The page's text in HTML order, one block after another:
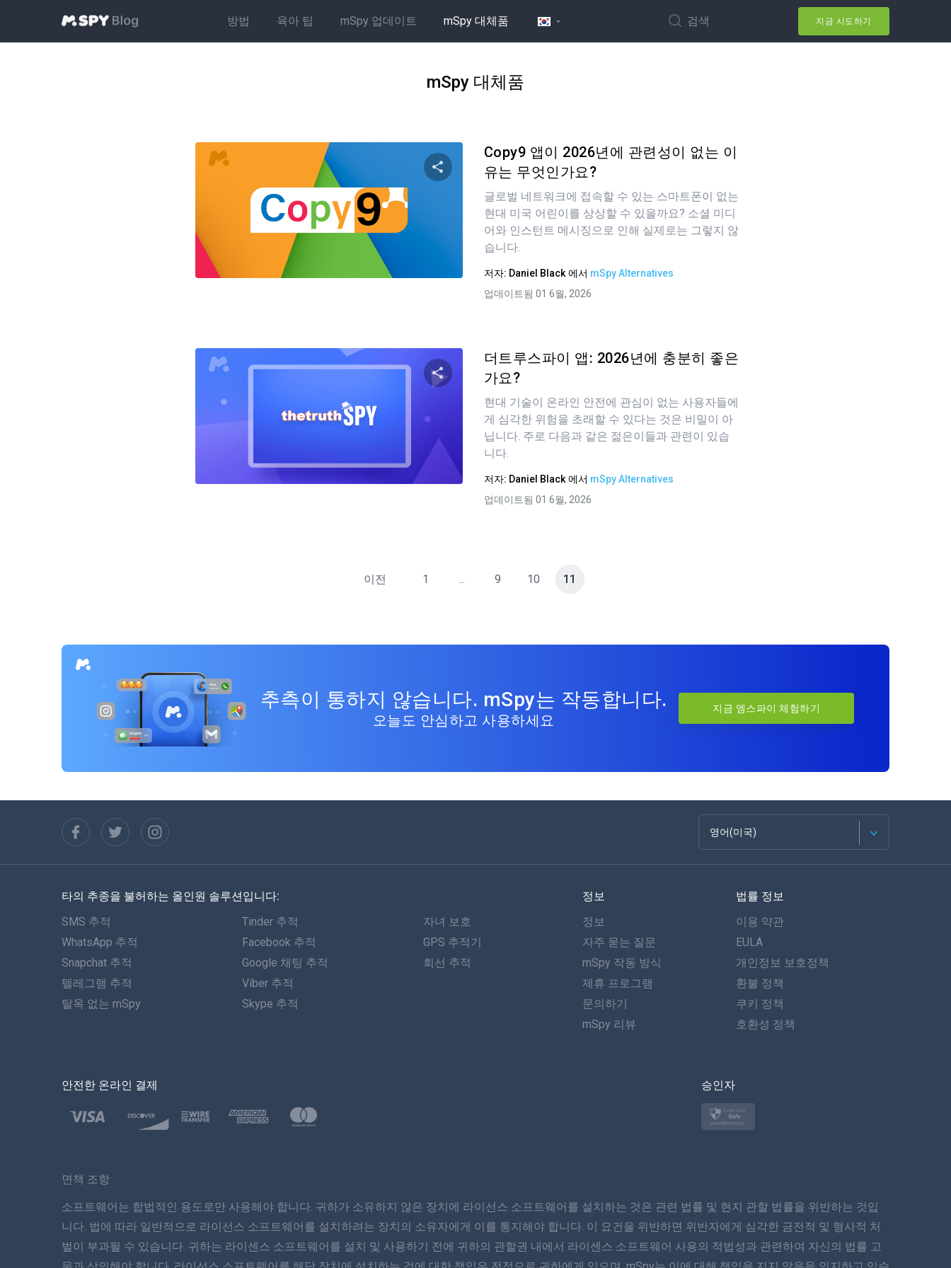
방법 육아 팁 mSpy 업데이트 mSpy 대체품 검색 지금 시도하기
mSpy 대체품
이 기사 공유하기
Copy9 앱이 2026년에 관련성이 없는 이
유는 무엇인가요?
글로벌 네트워크에 접속할 수 있는 스마트폰이 없는
현대 미국 어린이를 상상할 수 있을까요? 소셜 미디
어와 인스턴트 메시징으로 인해 실제로는 그렇지 않
습니다.
저자: Daniel Black 에서 mSpy Alternatives
업데이트됨 01 6월, 2026
이 기사 공유하기
트위터
더트루스파이 앱: 2026년에 충분히 좋은
가요?
현대 기술이 온라인 안전에 관심이 없는 사용자들에
게 심각한 위험을 초래할 수 있다는 것은 비밀이 아
닙니다. 주로 다음과 같은 젊은이들과 관련이 있습
니다.
저자: Daniel Black 에서 mSpy Alternatives
업데이트됨 01 6월, 2026
이전 1 ... 9 10 11
추측이 통하지 않습니다. mSpy는 작동합니다.
오늘도 안심하고 사용하세요
지금 엠스파이 체험하기
영어(미국)
Français
Español
포르투갈어
이탈리아어
Türkçe
Norsk
Svenska
타의 추종을 불허하는 올인원 솔루션입니다:
SMS 추적
WhatsApp 추적
Snapchat 추적
텔레그램 추적
탈옥 없는 mSpy
Tinder 추적
Facebook 추적
Google 채팅 추적
Viber 추적
Skype 추적
자녀 보호
GPS 추적기
회선 추적
정보
정보
자주 묻는 질문
mSpy 작동 방식
제휴 프로그램
문의하기
mSpy 리뷰
법률 정보
이용 약관
EULA
개인정보 보호정책
환불 정책
쿠키 정책
호환성 정책
안전한 온라인 결제 승인자
면책 조항
소프트웨어는 합법적인 용도로만 사용해야 합니다. 귀하가 소유하지 않은 장치에 라이선스 소프트웨어를 설치하는 것은 관련 법률 및 현지 관할 법률을 위반하는 것입
니다. 법에 따라 일반적으로 라이선스 소프트웨어를 설치하려는 장치의 소유자에게 이를 통지해야 합니다. 이 요건을 위반하면 위반자에게 심각한 금전적 및 형사적 처
벌이 부과될 수 있습니다. 귀하는 라이센스 소프트웨어를 설치 및 사용하기 전에 귀하의 관할권 내에서 라이센스 소프트웨어 사용의 적법성과 관련하여 자신의 법률 고